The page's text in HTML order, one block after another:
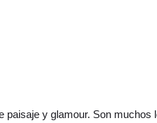
y glamour. Son